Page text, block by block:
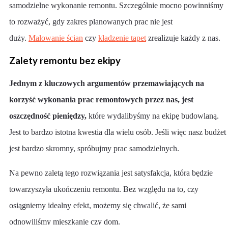
samodzielne wykonanie remontu. Szczególnie mocno powinniśmy
to rozważyć, gdy zakres planowanych prac nie jest
duży. Malowanie ścian czy kładzenie tapet zrealizuje każdy z nas.
Zalety remontu bez ekipy
Jednym z kluczowych argumentów przemawiających na
korzyść wykonania prac remontowych przez nas, jest
oszczędność pieniędzy, które wydalibyśmy na ekipę budowlaną.
Jest to bardzo istotna kwestia dla wielu osób. Jeśli więc nasz budżet
jest bardzo skromny, spróbujmy prac samodzielnych.
Na pewno zaletą tego rozwiązania jest satysfakcja, która będzie
towarzyszyła ukończeniu remontu. Bez względu na to, czy
osiągniemy idealny efekt, możemy się chwalić, że sami
odnowiliśmy mieszkanie czy dom.